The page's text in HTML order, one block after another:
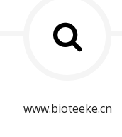
www.bioteeke.cn